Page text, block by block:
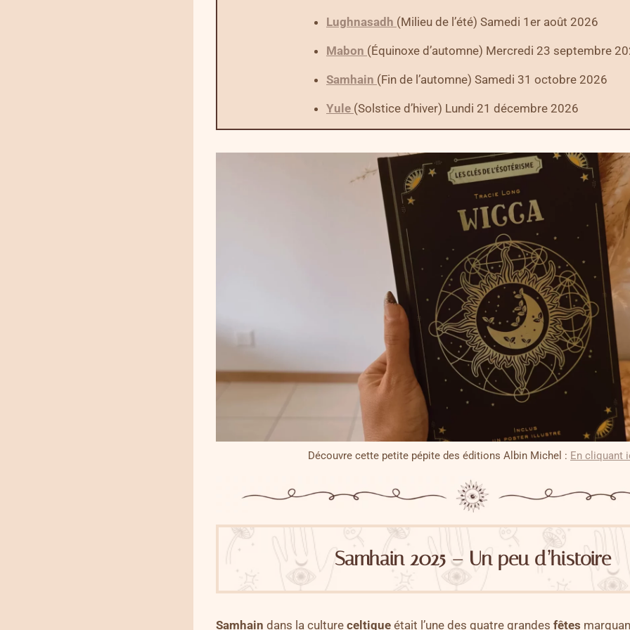
Lughnasadh (Milieu de l’été) Samedi 1er août 2026
Mabon (Équinoxe d’automne) Mercredi 23 septembre
Samhain (Fin de l’automne) Samedi 31 octobre 2026
Yule (Solstice d’hiver) Lundi 21 décembre 2026
Découvre cette petite pépite des éditions Albin Michel : En cliquant
Samhain 2025 – Un peu d’histoire
Samhain dans la culture celtique était l’une des quatre grandes fêtes